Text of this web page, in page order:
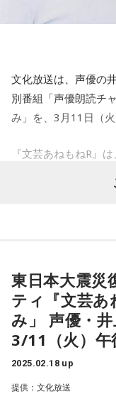
った彼らのライヴは
のビートが始終なり
スで、この日のフェ
な音の世界を聴かせ
が安定感のあるベー
フロアを沸かせてく
20250218_NOTYPE_9.jpg
NOTYPE 9
実 況：長谷川太、
スタジオアナウンサ
パリーグピープル
番組URL：
https://
＊シーズン中のホー
タビューまで
文化放送ライオンズ
埼玉西武ライオンズ
継』
中継カード：埼玉西
ーズ（ベルーナドー
放送日時：2025年3
（最大延長午後9時30
の強力なレギュ
実況で『文化放送ラ
上段左から）東尾修
賢治
ムファイターズの開
さらに25日（火）に
渡辺久信・堀口文宏
公開生放送を兼ねた
【番組概要】
文化放送は、声優の
別番組「声優朗読チ
み」を、3月11日（
『文芸あねもねR』
員会が、東日本大震
ィオブックを配信し
て、このたび2025
今回の特番は、改め
返りながら、チャリ
感謝、そして災害で
時間。
今まで行ったイベン
東日本大震災
ティ『文芸
み」 声優・井
3/11（火）
2025.02.18 up
提供：文化放送